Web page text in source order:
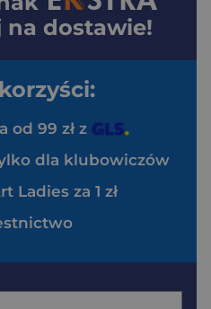
na dostawie!
od 99 zł z
dla klubowiczów
Ladies za 1 zł